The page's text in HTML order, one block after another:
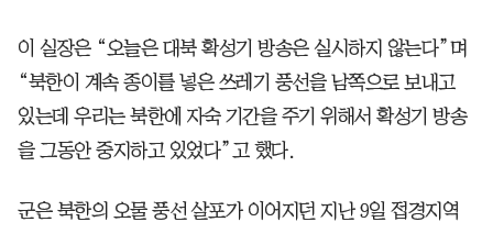
이 실장은 “오늘은 대북 확성기 방송은 실시하지 않는다”며
“북한이 계속 종이를 넣은 쓰레기 풍선을 남쪽으로 보내고
있는데 우리는 북한에 자숙 기간을 주기 위해서 확성기 방송
을 그동안 중지하고 있었다”고 했다.
군은 북한의 오물 풍선 살포가 이어지던 지난 9일 접경지역